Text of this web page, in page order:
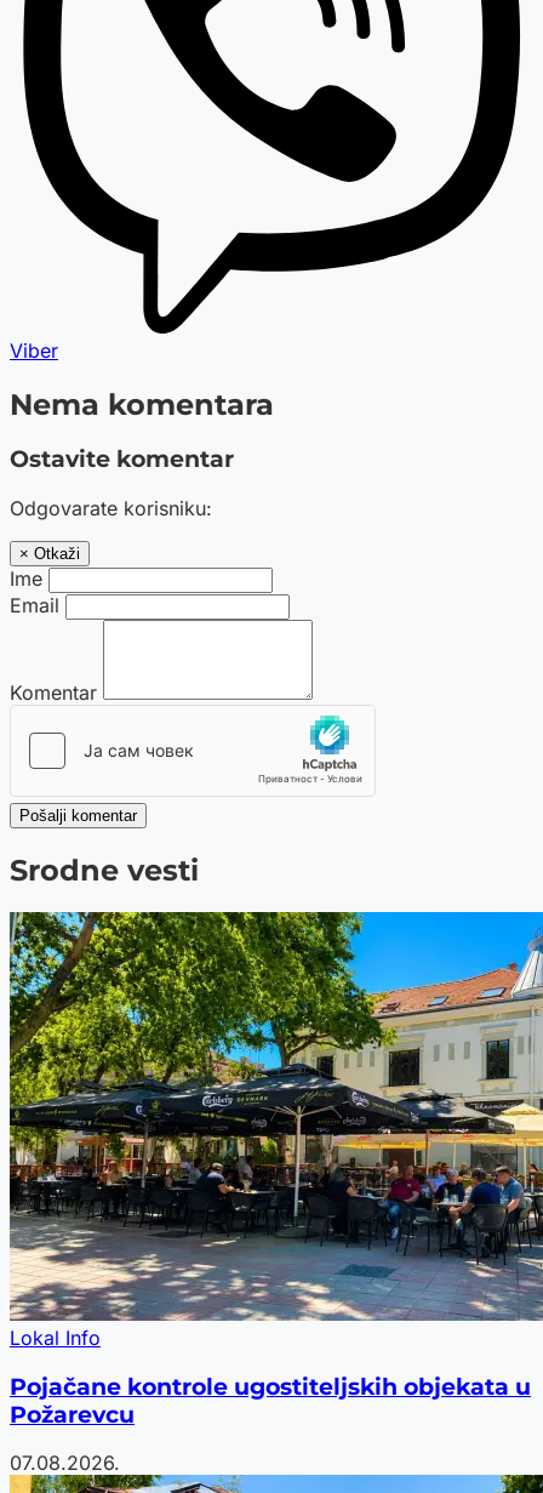
Viber
Nema komentara
Ostavite komentar
Odgovarate korisniku:
× Otkaži
Ime
Email
Komentar
Pošalji komentar
Srodne vesti
Lokal Info
Pojačane kontrole ugostiteljskih objekata u
Požarevcu
07.08.2026.